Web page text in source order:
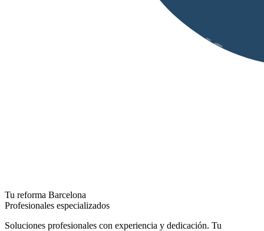
Tu reforma Barcelona
Profesionales especializados
Soluciones profesionales con experiencia y dedicación. Tu